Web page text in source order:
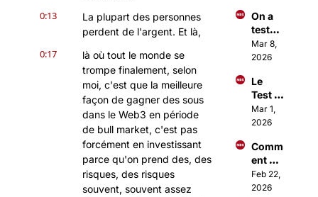
0:13
La plupart des personnes
perdent de l'argent. Et là,
0:17
là où tout le monde se
trompe finalement, selon
moi, c'est que la meilleure
façon de gagner des sous
dans le Web3 en période
de bull market, c'est pas
forcément en investissant
parce qu'on prend des, des
risques, des risques
souvent, souvent assez
à une
applic
ation
On a
testé
Open
Claw
totale
ment
fou)
Mar 8,
2026
Le
Test
Sangu
in
tout
Paris
parle
Mar 1,
2026
Comm
ent
Investi
r
Feb 22,
2026